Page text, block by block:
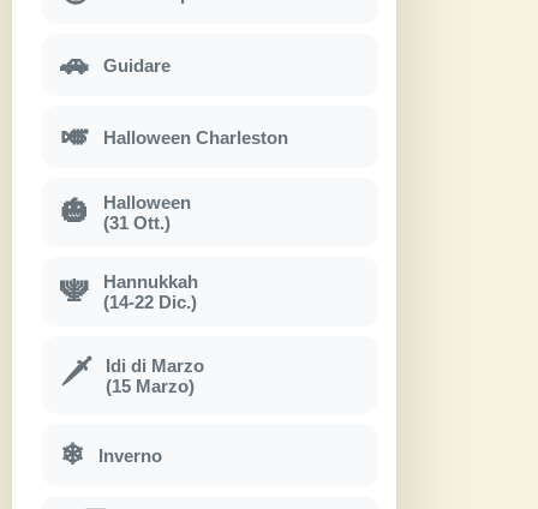
🚗 Guidare
🎺 Halloween Charleston
🎃
Halloween
(31 Ott.)
🕎
Hannukkah
(14-22 Dic.)
🗡
Idi di Marzo
(15 Marzo)
❄ Inverno